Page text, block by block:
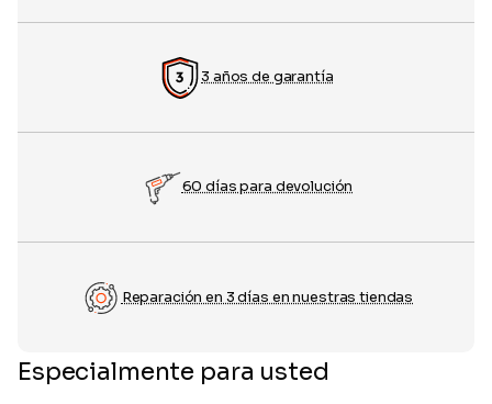
3 años de garantía
60 días para devolución
Reparación en 3 días en nuestras tiendas
Especialmente para usted